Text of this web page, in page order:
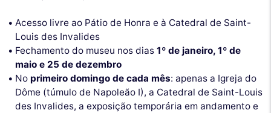
Acesso livre ao Pátio de Honra e à Catedral de Saint-
Louis des Invalides
Fechamento do museu nos dias1º de janeiro, 1º de
maio e 25 de dezembro
No primeiro domingo de cada mês: apenas a Igreja do
Dôme (túmulo de Napoleão I), a Catedral de Saint-Louis
des Invalides, a exposição temporária em andamento e